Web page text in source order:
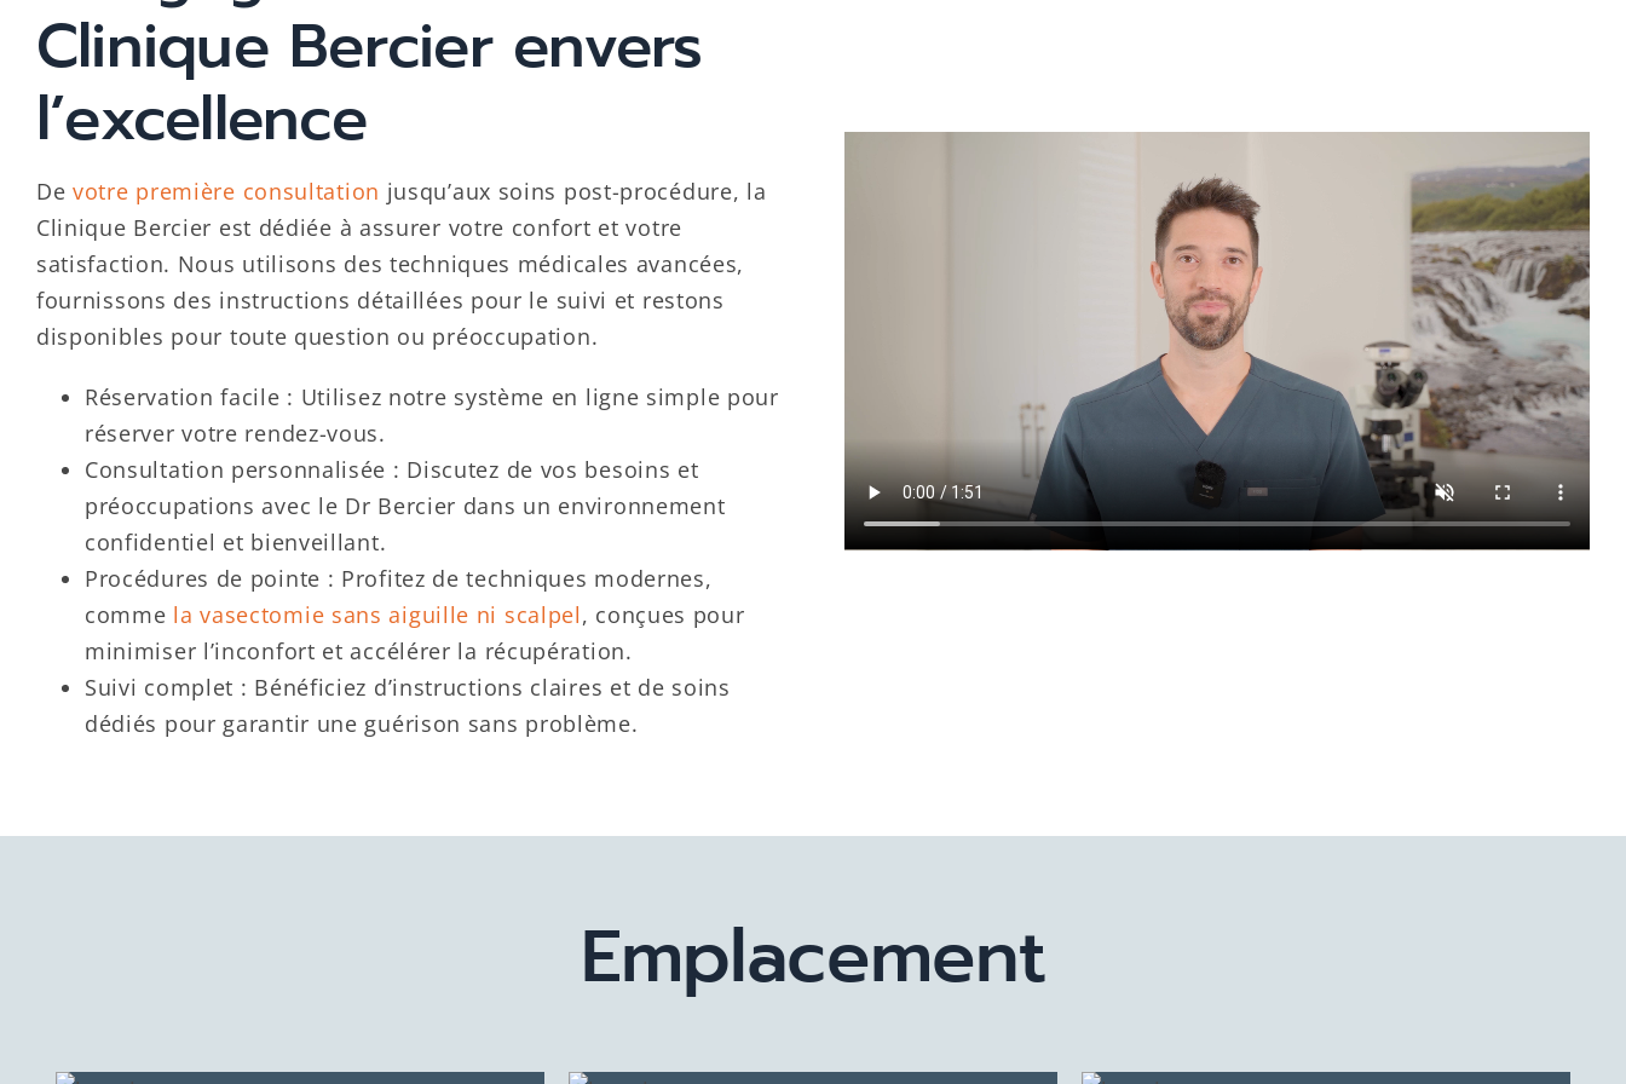
Clinique Bercier envers
l’excellence
Devotre première consultation jusqu’aux soins post-procédure, la
Clinique Bercier est dédiée à assurer votre confort et votre
satisfaction. Nous utilisons des techniques médicales avancées,
fournissons des instructions détaillées pour le suivi et restons
disponibles pour toute question ou préoccupation.
Réservation facile : Utilisez notre système en ligne simple pour
réserver votre rendez-vous.
Consultation personnalisée : Discutez de vos besoins et
préoccupations avec le Dr Bercier dans un environnement
confidentiel et bienveillant.
Procédures de pointe : Profitez de techniques modernes,
comme la vasectomie sans aiguille ni scalpel, conçues pour
minimiser l’inconfort et accélérer la récupération.
Suivi complet : Bénéficiez d’instructions claires et de soins
dédiés pour garantir une guérison sans problème.
Emplacement